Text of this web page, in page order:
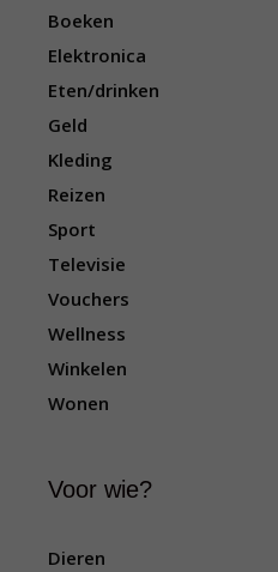
Boeken
Elektronica
Eten/drinken
Geld
Kleding
Reizen
Sport
Televisie
Vouchers
Wellness
Winkelen
Wonen
Voor wie?
Dieren